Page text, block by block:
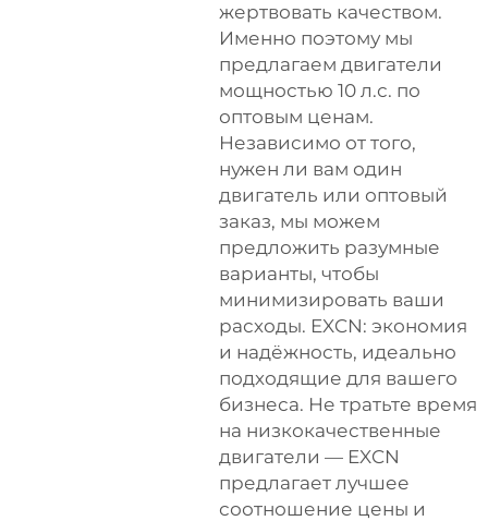
жертвовать качеством.
Именно поэтому мы
предлагаем двигатели
мощностью 10 л.с. по
оптовым ценам.
Независимо от того,
нужен ли вам один
двигатель или оптовый
заказ, мы можем
предложить разумные
варианты, чтобы
минимизировать ваши
расходы. EXCN: экономия
и надёжность, идеально
подходящие для вашего
бизнеса. Не тратьте время
на низкокачественные
двигатели — EXCN
предлагает лучшее
соотношение цены и